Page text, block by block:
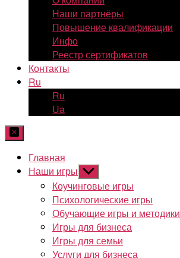
Наши партнёры
Повышение квалификации
Инфо
Реестр сертификатов
Контакты
Ru
Ru
Ua
Главная
Наши игры Показывать
подменю
Коучинговые игры
Психологические игры
Обучающие игры и методики
Игры для бизнеса
Игры для семьи
Услуги для бизнеса